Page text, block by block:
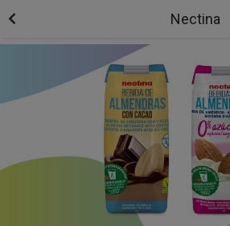
Nectina